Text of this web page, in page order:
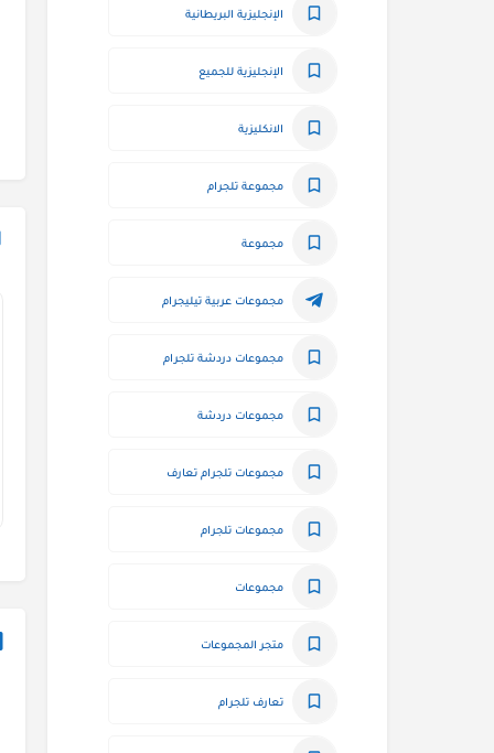
الإنجليزية البريطانية
الإنجليزية للجميع
الانكليزية
مجموعة تلجرام
مجموعة
مجموعات عربية تيليجرام
مجموعات دردشة تلجرام
مجموعات دردشة
مجموعات تلجرام تعارف
مجموعات تلجرام
مجموعات
متجر المجموعات
تعارف تلجرام